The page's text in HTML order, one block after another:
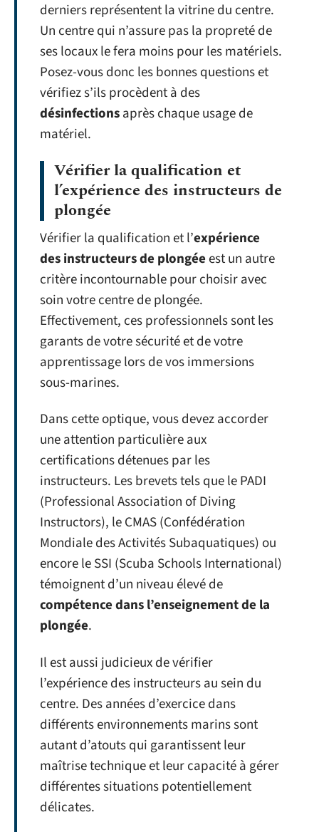
derniers représentent la vitrine du centre.
Un centre qui n’assure pas la propreté de
ses locaux le fera moins pour les matériels.
Posez-vous donc les bonnes questions et
vérifiez s’ils procèdent à des
désinfectionsaprès chaque usage de
matériel.
Vérifier la qualification et
l’expérience des instructeurs de
plongée
Vérifier la qualification et l’expérience
des instructeurs de plongéeest un autre
critère incontournable pour choisir avec
soin votre centre de plongée.
Effectivement, ces professionnels sont les
garants de votre sécurité et de votre
apprentissage lors de vos immersions
sous-marines.
Dans cette optique, vous devez accorder
une attention particulière aux
certifications détenues par les
instructeurs. Les brevets tels que le PADI
(Professional Association of Diving
Instructors), le CMAS (Confédération
Mondiale des Activités Subaquatiques) ou
encore le SSI (Scuba Schools International)
témoignent d’un niveau élevé de
compétence dans l’enseignement de la
plongée.
Il est aussi judicieux de vérifier
l’expérience des instructeurs au sein du
centre. Des années d’exercice dans
différents environnements marins sont
autant d’atouts qui garantissent leur
maîtrise technique et leur capacité à gérer
différentes situations potentiellement
délicates.